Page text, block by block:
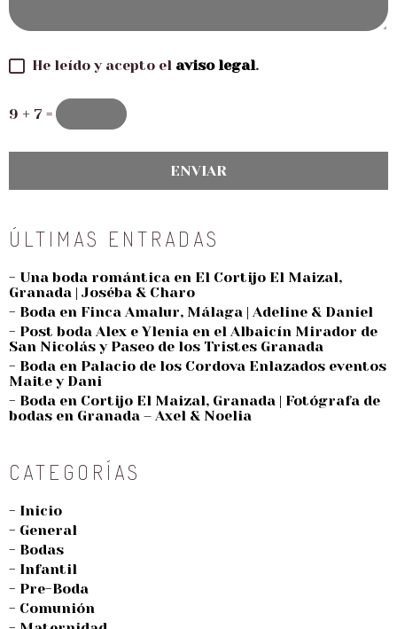
He leído y acepto el aviso legal.
9 + 7 =
ÚLTIMAS ENTRADAS
- Una boda romántica en El Cortijo El Maizal,
Granada | Joséba & Charo
- Boda en Finca Amalur, Málaga | Adeline & Daniel
- Post boda Alex e Ylenia en el Albaicín Mirador de
San Nicolás y Paseo de los Tristes Granada
- Boda en Palacio de los Cordova Enlazados eventos
Maite y Dani
- Boda en Cortijo El Maizal, Granada | Fotógrafa de
bodas en Granada – Axel & Noelia
CATEGORÍAS
- Inicio
- General
- Bodas
- Infantil
- Pre-Boda
- Comunión